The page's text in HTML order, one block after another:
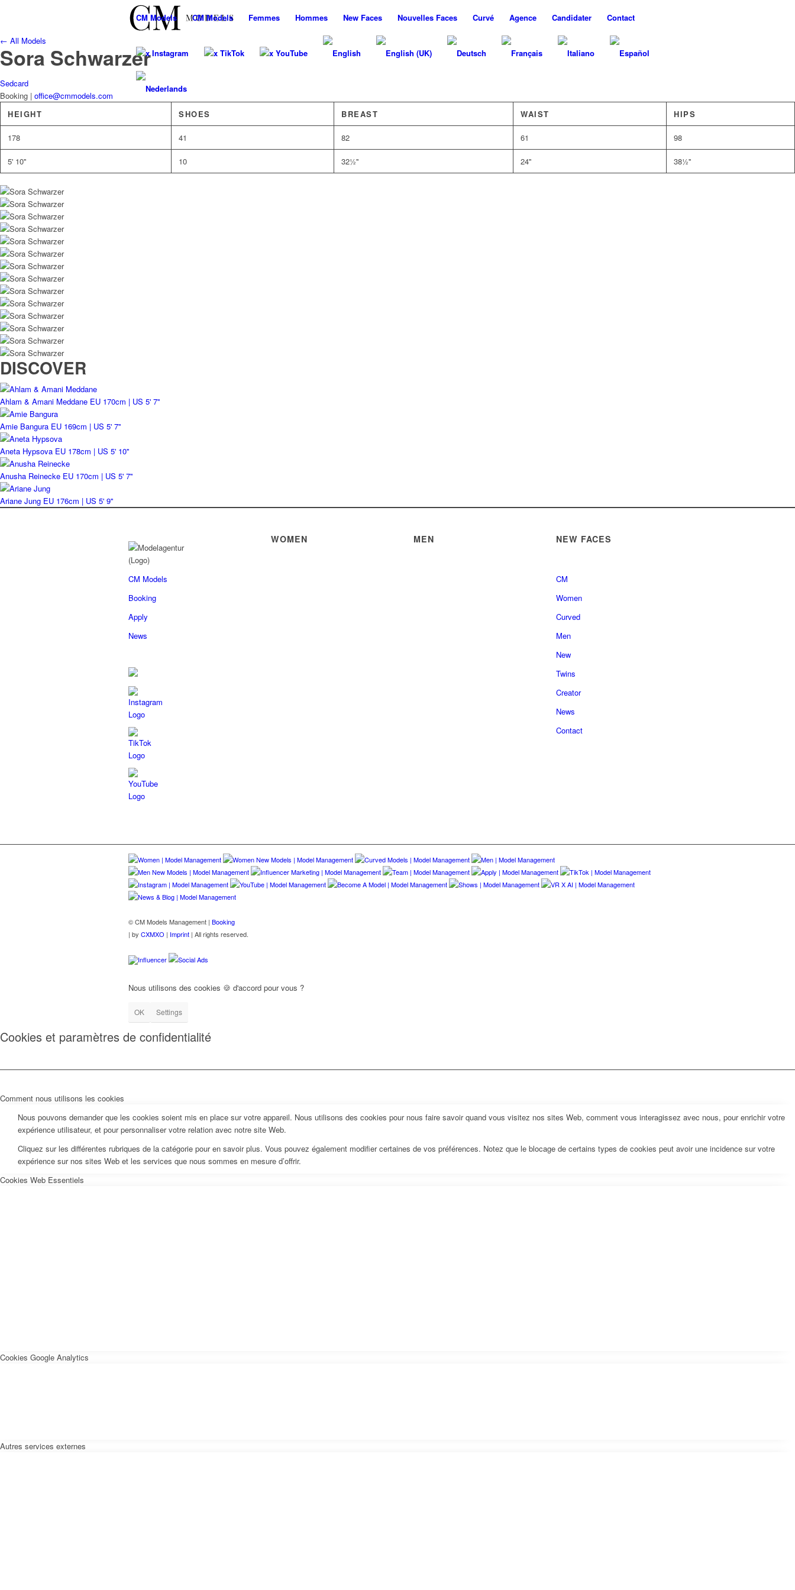
CMModels CMModels Femmes Hommes New Faces Nouvelles Faces Curvé Agence Candidater Contact
x Instagram x TikTok x YouTube
← All Models
Sora Schwarzer
Sedcard
Booking | office@cmmodels.com
HEIGHT
SHOES BREAST WAIST HIPS
178 41 82 61 98
5' 10'' 10 32½'' 24'' 38½''
DISCOVER
Ahlam & Amani Meddane EU 170cm | US 5' 7''
Amie Bangura EU 169cm | US 5' 7''
Aneta Hypsova EU 178cm | US 5' 10''
Anusha Reinecke EU 170cm | US 5' 7''
Ariane Jung EU 176cm | US 5' 9''
CM Models
Booking
Apply
News
WOMEN MEN NEW FACES
CM
Women
Curved
Men
New
Twins
Creator
News
Contact
© CM Models Management | Booking
| by CXMXO | Imprint | All rights reserved.
Influencer Social Ads
Nous utilisons des cookies 🍪 d'accord pour vous ?
OK Settings
Cookies et paramètres de confidentialité
Comment nous utilisons les cookies
Nous pouvons demander que les cookies soient mis en place sur votre appareil. Nous utilisons des cookies pour nous faire savoir quand vous visitez nos sites Web, comment vous interagissez avec nous, pour enrichir votre
expérience utilisateur, et pour personnaliser votre relation avec notre site Web.
Cliquez sur les différentes rubriques de la catégorie pour en savoir plus. Vous pouvez également modifier certaines de vos préférences. Notez que le blocage de certains types de cookies peut avoir une incidence sur votre
expérience sur nos sites Web et les services que nous sommes en mesure d’offrir.
Cookies Web Essentiels
Cookies Google Analytics
Autres services externes